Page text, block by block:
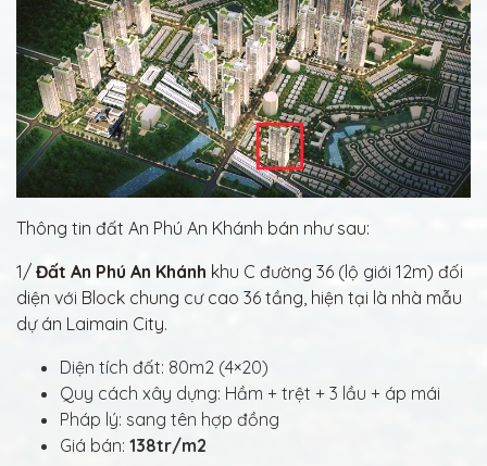
Thông tin đất An Phú An Khánh bán như sau:
1/ Đất An Phú An Khánh khu C đường 36 (lộ giới 12m) đối
diện với Block chung cư cao 36 tầng, hiện tại là nhà mẫu
dự án Laimain City.
Diện tích đất: 80m2 (4×20)
Quy cách xây dựng: Hầm + trệt + 3 lầu + áp mái
Pháp lý: sang tên hợp đồng
Giá bán: 138tr/m2